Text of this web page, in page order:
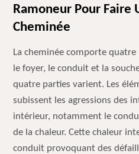
Ramoneur Pour Faire
Cheminée
La cheminée comporte
le foyer, le conduit et la
quatre parties varient. Les
subissent les agressions des
intérieur, notamment le
de la chaleur. Cette chaleur
conduit provoquant des